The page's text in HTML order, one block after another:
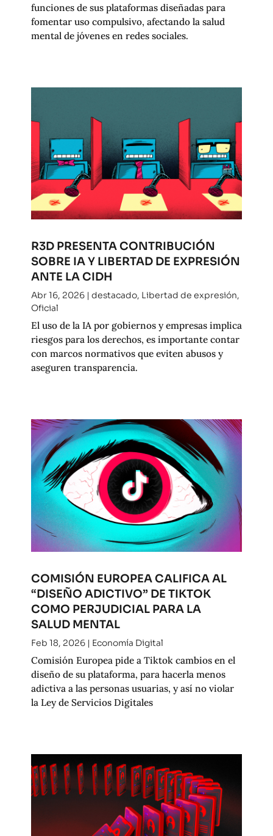
funciones de sus plataformas diseñadas para
fomentar uso compulsivo, afectando la salud
mental de jóvenes en redes sociales.
R3D PRESENTA CONTRIBUCIÓN
SOBRE IA Y LIBERTAD DE EXPRESIÓN
ANTE LA CIDH
Abr 16, 2026| destacado, Libertad de expresión,
Oficial
El uso de la IA por gobiernos y empresas implica
riesgos para los derechos, es importante contar
con marcos normativos que eviten abusos y
aseguren transparencia.
COMISIÓN EUROPEA CALIFICA AL
“DISEÑO ADICTIVO” DE TIKTOK
COMO PERJUDICIAL PARA LA
SALUD MENTAL
Feb 18, 2026| Economía Digital
Comisión Europea pide a Tiktok cambios en el
diseño de su plataforma, para hacerla menos
adictiva a las personas usuarias, y así no violar
la Ley de Servicios Digitales